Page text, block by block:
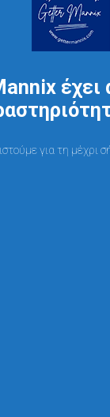
έχει
για τη μέχρι